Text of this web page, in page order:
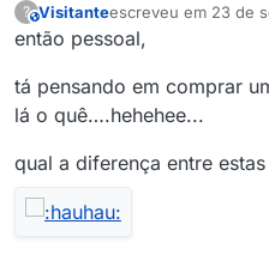
?This user is from outside of this forum
Visitanteescreveu em 23 de
última edição por
então pessoal,
tá pensando em comprar
lá o quê….hehehee...
qual a diferença entre